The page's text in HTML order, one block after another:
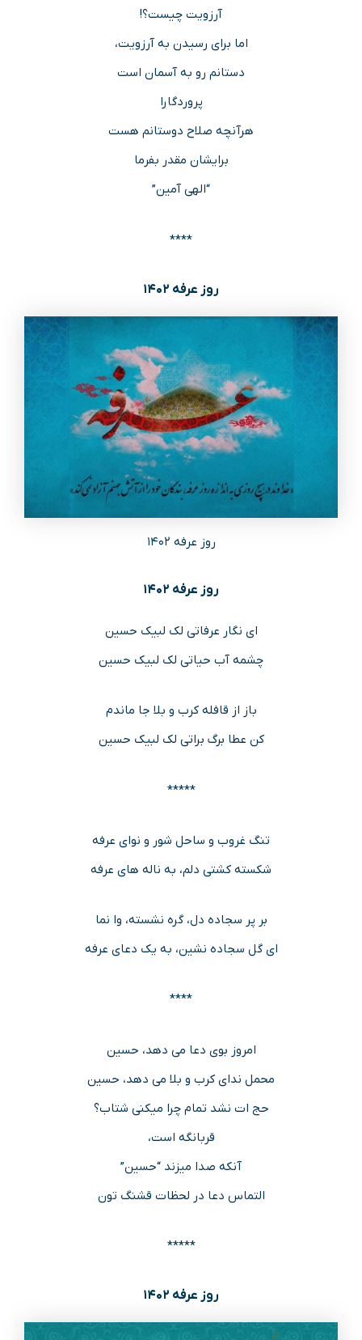
آرزویت چیست؟!
اما برای رسیدن به آرزویت،
دستانم رو به آسمان است
پروردگارا
هرآنچه صلاح دوستانم هست
برایشان مقدر بفرما
“الهی آمین”
****
روز عرفه ۱۴۰۲
روز عرفه ۱۴۰۲
روز عرفه ۱۴۰۲
ای نگار عرفاتی لک لبیک حسین
چشمه آب حیاتی لک لبیک حسین
باز از قافله کرب و بلا جا ماندم
کن عطا برگ براتی لک لبیک حسین
*****
تنگ غروب و ساحل شور و نوای عرفه
شکسته کشتی دلم، به ناله های عرفه
بر پر سجاده دل، گره نشسته، وا نما
ای گل سجاده نشین، به یک دعای عرفه
****
امروز بوی دعا می دهد، حسین
محمل ندای کرب و بلا می دهد، حسین
حج ات نشد تمام چرا میکنی شتاب؟
قربانگه است،
آنکه صدا میزند “حسین”
التماس دعا در لحظات قشنگ تون
*****
روز عرفه ۱۴۰۲